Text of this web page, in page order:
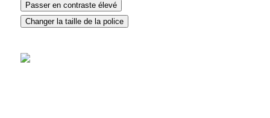
Passer en contraste élevé
Changer la taille de la police